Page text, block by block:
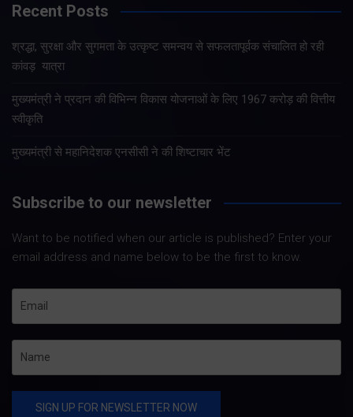
Recent Posts
श्रद्धा, सुरक्षा और सुगमता के उत्कृष्ट समन्वय से सफलतापूर्वक संचालित हो रही
कांवड़ यात्रा
मुख्यमंत्री ने प्रदान की विभिन्न विकास योजनाओं के लिए 1967 करोड़ की वित्तीय
स्वीकृति
मुख्यमंत्री से महानिदेशक एनसीसी ने की शिष्टाचार भेंट
Subscribe to our newsletter
Want to be notified when our article is published? Enter your
email address and name below to be the first to know.